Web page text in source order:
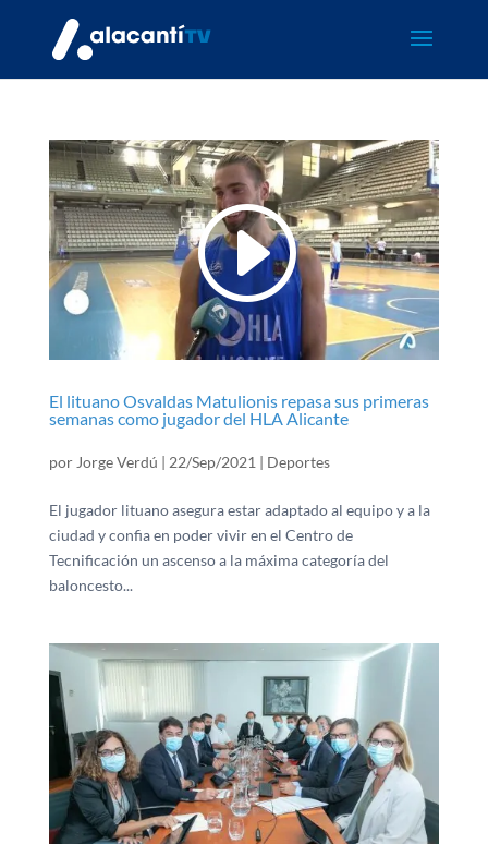
El lituano Osvaldas Matulionis repasa sus primeras
semanas como jugador del HLA Alicante
por Jorge Verdú | 22/Sep/2021 | Deportes
El jugador lituano asegura estar adaptado al equipo y a la
ciudad y confia en poder vivir en el Centro de
Tecnificación un ascenso a la máxima categoría del
baloncesto...